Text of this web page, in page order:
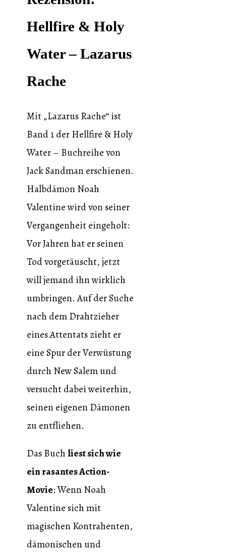
Hellfire & Holy
Water – Lazarus
Rache
Mit „Lazarus Rache“ ist
Band 1 der Hellfire & Holy
Water – Buchreihe von
Jack Sandman erschienen.
Halbdämon Noah
Valentine wird von seiner
Vergangenheit eingeholt:
Vor Jahren hat er seinen
Tod vorgetäuscht, jetzt
will jemand ihn wirklich
umbringen. Auf der Suche
nach dem Drahtzieher
eines Attentats zieht er
eine Spur der Verwüstung
durch New Salem und
versucht dabei weiterhin,
seinen eigenen Dämonen
zu entfliehen.
Das Buch liest sich wie
ein rasantes Action-
Movie: Wenn Noah
Valentine sich mit
magischen Kontrahenten,
dämonischen und